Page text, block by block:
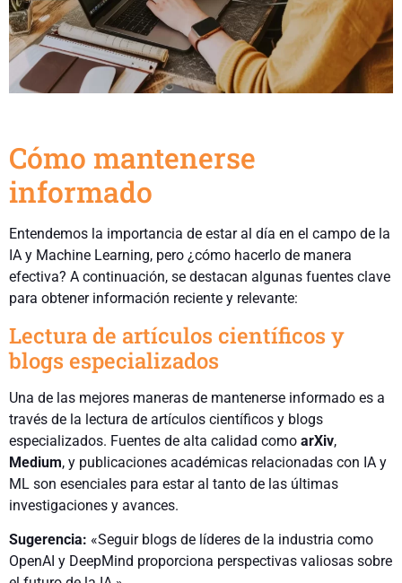
Cómo mantenerse
informado
Entendemos la importancia de estar al día en el campo de la
IA y Machine Learning, pero ¿cómo hacerlo de manera
efectiva? A continuación, se destacan algunas fuentes clave
para obtener información reciente y relevante:
Lectura de artículos científicos y
blogs especializados
Una de las mejores maneras de mantenerse informado es a
través de la lectura de artículos científicos y blogs
especializados. Fuentes de alta calidad como arXiv,
Medium, y publicaciones académicas relacionadas con IA y
ML son esenciales para estar al tanto de las últimas
investigaciones y avances.
Sugerencia: «Seguir blogs de líderes de la industria como
OpenAI y DeepMind proporciona perspectivas valiosas sobre